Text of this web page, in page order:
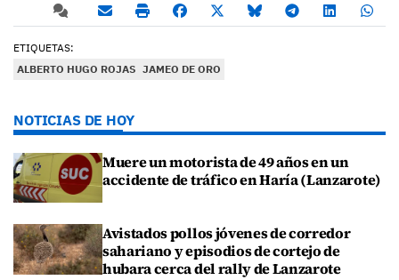
ETIQUETAS:
ALBERTO HUGO ROJAS JAMEO DE ORO
NOTICIAS DE HOY
Muere un motorista de 49 años en un
accidente de tráfico en Haría (Lanzarote)
Avistados pollos jóvenes de corredor
sahariano y episodios de cortejo de
hubara cerca del rally de Lanzarote